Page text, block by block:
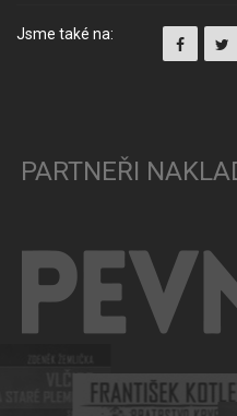
Jsme také na:
PARTNEŘI